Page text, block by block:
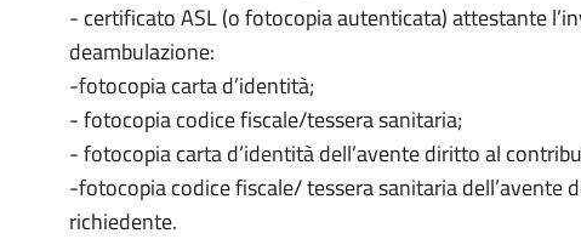
- certificato ASL (o fotocopia autenticata) attestante
deambulazione:
-fotocopia carta d’identità;
- fotocopia codice fiscale/tessera sanitaria;
- fotocopia carta d’identità dell’avente diritto al
-fotocopia codice fiscale/ tessera sanitaria dell’avente
richiedente.